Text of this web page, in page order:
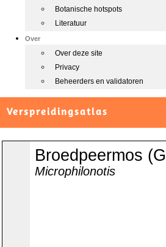
Botanische hotspots
Literatuur
Over
Over deze site
Privacy
Beheerders en validatoren
Verspreidingsatlas